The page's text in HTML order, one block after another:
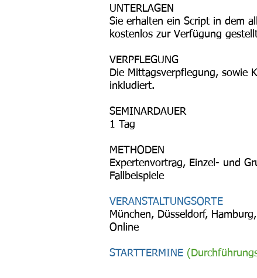
UNTERLAGEN
Sie erhalten ein Script in dem
kostenlos zur Verfügung
VERPFLEGUNG
Die Mittagsverpflegung, sowie
inkludiert.
SEMINARDAUER
1 Tag
METHODEN
Expertenvortrag, Einzel- und
Fallbeispiele
VERANSTALTUNGSORTE
München, Düsseldorf,
Online
STARTTERMINE